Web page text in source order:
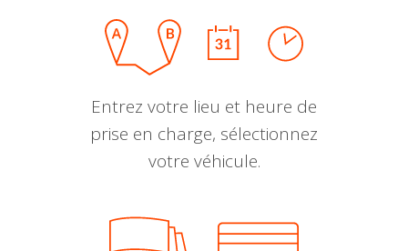
Entrez votre lieu et heure de
prise en charge, sélectionnez
votre véhicule.